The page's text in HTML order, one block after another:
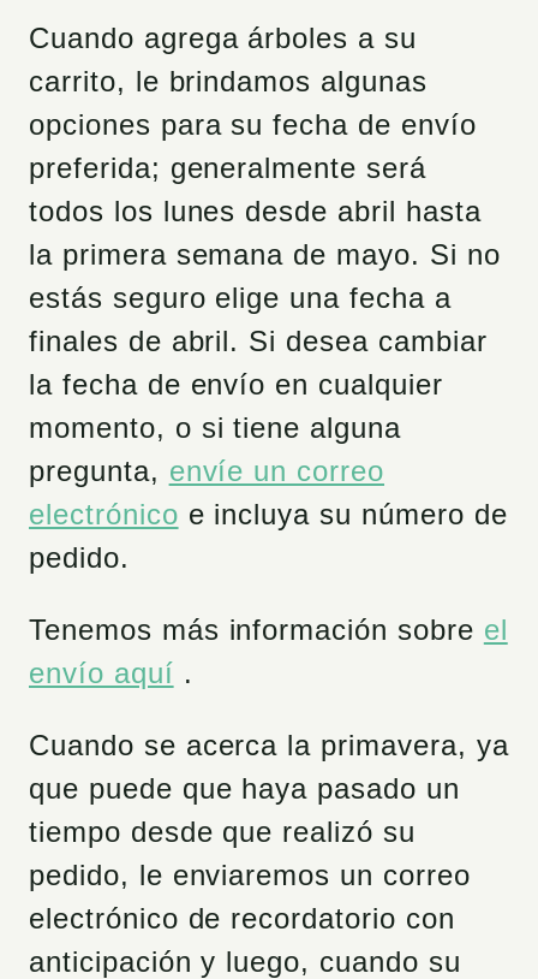
Cuando agrega árboles a su
carrito, le brindamos algunas
opciones para su fecha de envío
preferida; generalmente será
todos los lunes desde abril hasta
la primera semana de mayo. Si no
estás seguro elige una fecha a
finales de abril. Si desea cambiar
la fecha de envío en cualquier
momento, o si tiene alguna
pregunta, envíe un correo
electrónico e incluya su número de
pedido.
Tenemos más información sobre el
envío aquí .
Cuando se acerca la primavera, ya
que puede que haya pasado un
tiempo desde que realizó su
pedido, le enviaremos un correo
electrónico de recordatorio con
anticipación y luego, cuando su